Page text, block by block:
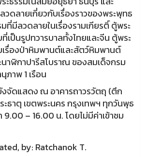
ดลายเกี่ยวกับเรื่องราวของพระพุทธ
ที่มีลวดลายในเรื่องรามเกียรติ์ ตู้พระ
เป็นรูปทวารบาลทั้งไทยและจีน ตู้พระ
รื่องป่าหิมพานต์และสัตว์หิมพานต์
าฬิกาปารีสโบราณ ของสมเด็จกรม
ภาพ 1 เรือน
จัดแสดง ณ อาคารถาวรวัตถุ (ตึก
ธาตุ เขตพระนคร กรุงเทพฯ ทุกวันพุธ
9.00 – 16.00 น. โดยไม่มีค่าเข้าชม
by: Ratchanok T.